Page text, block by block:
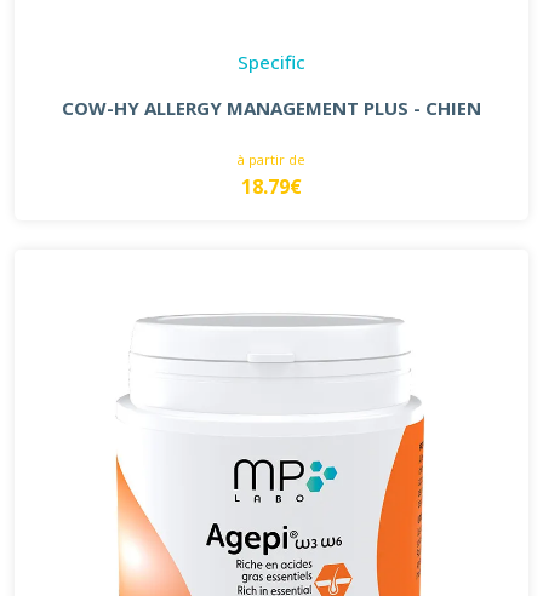
Specific
COW-HY ALLERGY MANAGEMENT PLUS - CHIEN
à partir de
18.79€